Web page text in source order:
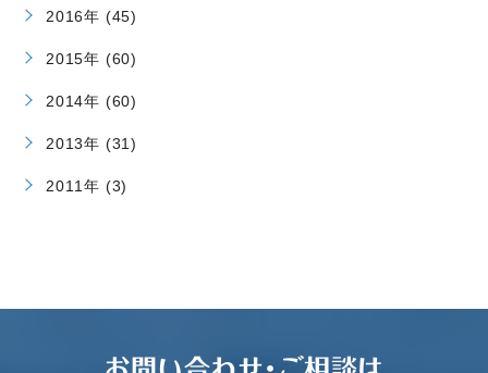
2016年 (45)
2015年 (60)
2014年 (60)
2013年 (31)
2011年 (3)